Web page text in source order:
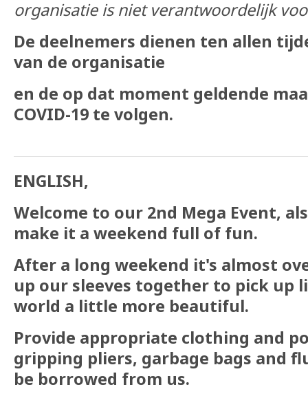
organisatie is niet verantwoordelijk
De deelnemers dienen ten allen
van de organisatie
en de op dat moment geldende
COVID-19 te volgen.
ENGLISH,
Welcome to our 2nd Mega Event,
make it a weekend full of fun.
After a long weekend it's almost
up our sleeves together to pick up
world a little more beautiful.
Provide appropriate clothing and
gripping pliers, garbage bags and
be borrowed from us.